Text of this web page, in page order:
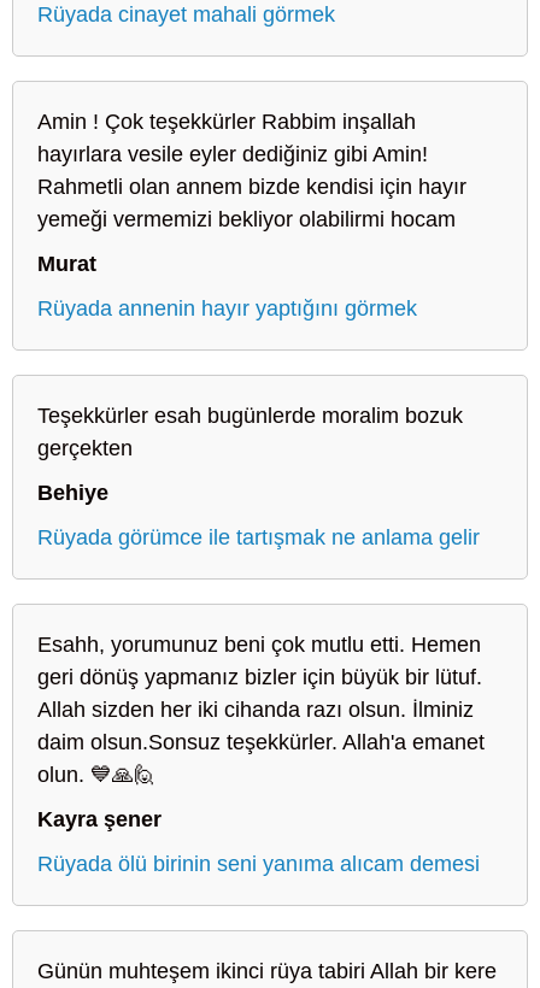
Rüyada cinayet mahali görmek
Amin ! Çok teşekkürler Rabbim inşallah
hayırlara vesile eyler dediğiniz gibi Amin!
Rahmetli olan annem bizde kendisi için hayır
yemeği vermemizi bekliyor olabilirmi hocam
Murat
Rüyada annenin hayır yaptığını görmek
Teşekkürler esah bugünlerde moralim bozuk
gerçekten
Behiye
Rüyada görümce ile tartışmak ne anlama gelir
Esahh, yorumunuz beni çok mutlu etti. Hemen
geri dönüş yapmanız bizler için büyük bir lütuf.
Allah sizden her iki cihanda razı olsun. İlminiz
daim olsun.Sonsuz teşekkürler. Allah'a emanet
olun. 💙🙏🙋
Kayra şener
Rüyada ölü birinin seni yanıma alıcam demesi
Günün muhteşem ikinci rüya tabiri Allah bir kere